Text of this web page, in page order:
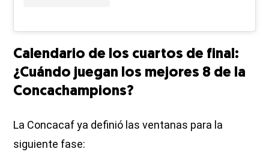
Calendario de los cuartos de final:
¿Cuándo juegan los mejores 8 de la
Concachampions?
La Concacaf ya definió las ventanas para la
siguiente fase: